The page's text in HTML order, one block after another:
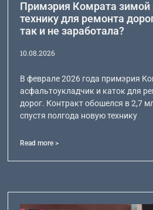
Примэрия Комрата зимой
технику для ремонта
так и не заработала?
10.08.2026
В феврале 2026 года примэрия
асфальтоукладчик и каток для
дорог. Контракт обошелся в 2,7
спустя полгода новую технику
Read more >